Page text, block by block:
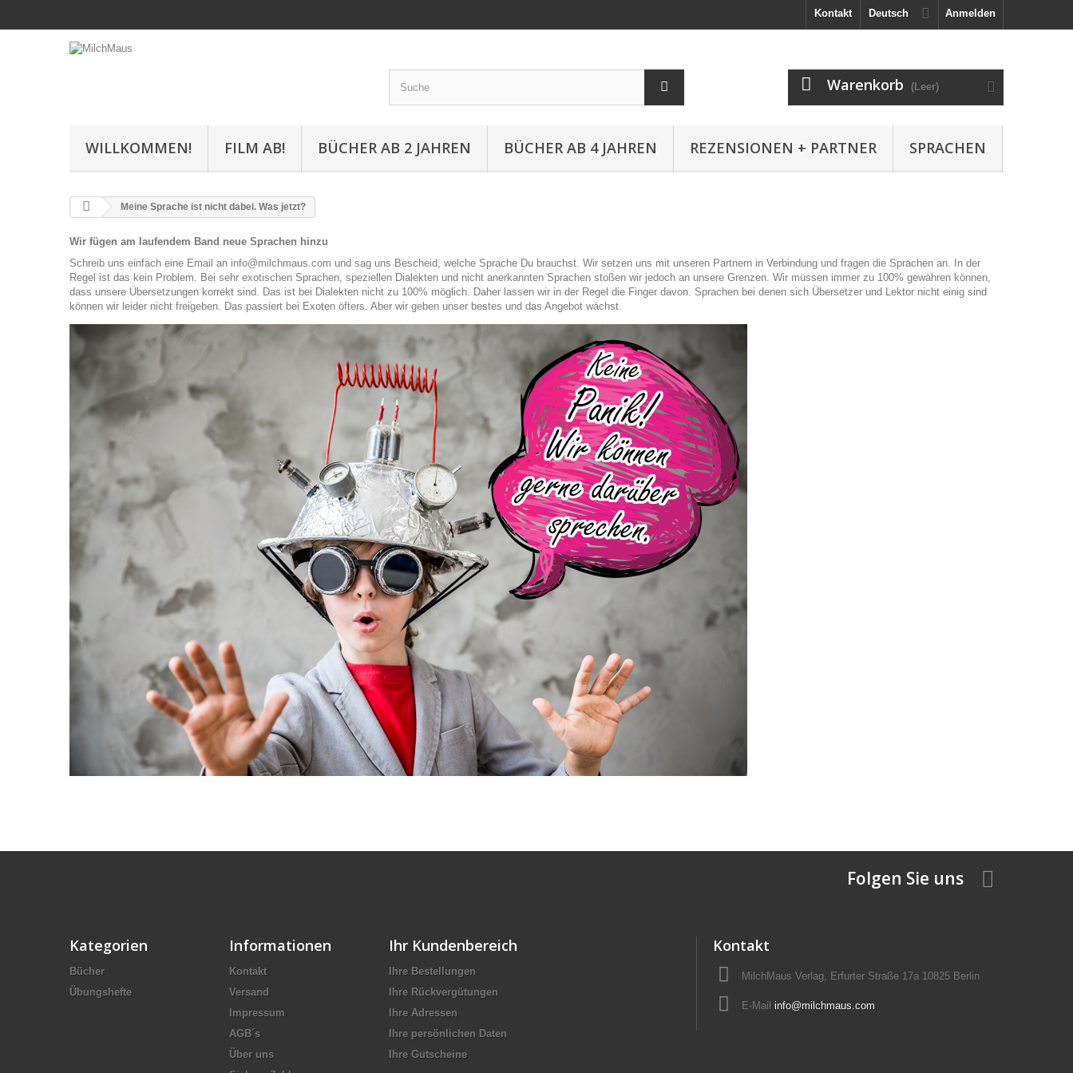
Anmelden
Deutsch
Kontakt
Warenkorb (Leer)
WILLKOMMEN! FILM AB! BÜCHER AB 2 JAHREN BÜCHER AB 4 JAHREN REZENSIONEN + PARTNER SPRACHEN
Meine Sprache ist nicht dabei. Was jetzt?
Wir fügen am laufendem Band neue Sprachen hinzu
Schreib uns einfach eine Email an info@milchmaus.com und sag uns Bescheid, welche Sprache Du brauchst. Wir setzen uns mit unseren Partnern in Verbindung und fragen die Sprachen an. In der
Regel ist das kein Problem. Bei sehr exotischen Sprachen, speziellen Dialekten und nicht anerkannten Sprachen stoßen wir jedoch an unsere Grenzen. Wir müssen immer zu 100% gewähren können,
dass unsere Übersetzungen korrekt sind. Das ist bei Dialekten nicht zu 100% möglich. Daher lassen wir in der Regel die Finger davon. Sprachen bei denen sich Übersetzer und Lektor nicht einig sind
können wir leider nicht freigeben. Das passiert bei Exoten öfters. Aber wir geben unser bestes und das Angebot wächst.
Folgen Sie uns
Kategorien
Bücher
Übungshefte
Informationen
Kontakt
Versand
Impressum
AGB´s
Über uns
Ihr Kundenbereich
Ihre Bestellungen
Ihre Rückvergütungen
Ihre Adressen
Ihre persönlichen Daten
Ihre Gutscheine
Kontakt
MilchMaus Verlag, Erfurter Straße 17a 10825 Berlin
E-Mail info@milchmaus.com